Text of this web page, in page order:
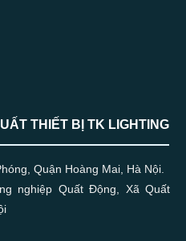
THIẾT BỊ TK LIGHTING
Quận Hoàng Mai, Hà Nội.
nghiệp Quất Động, Xã Quất